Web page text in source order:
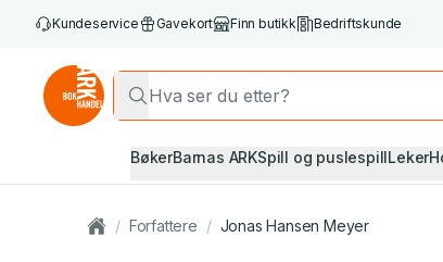
Kundeservice Gavekort Finn butikk Bedriftskunde
BøkerBarnas ARKSpill og puslespillLeker
/ Forfattere / Jonas Hansen Meyer